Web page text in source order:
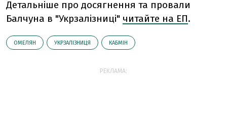
Детальніше про досягнення та провали
Балчуна в "Укрзалізниці" читайте на ЕП.
ОМЕЛЯН УКРЗАЛІЗНИЦЯ КАБМІН
РЕКЛАМА: